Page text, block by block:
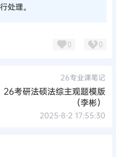
处理。
0 0
26专业课笔记
26考研法硕法综主观题模版
（李彬）
2025-8-2 17:55:30